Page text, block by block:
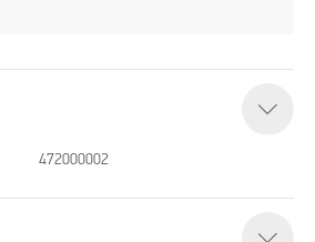
472000002